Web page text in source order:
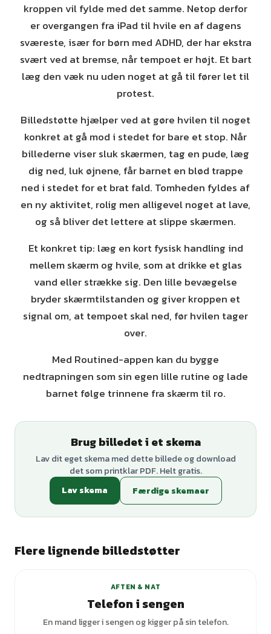
kroppen vil fylde med det samme. Netop derfor
er overgangen fra iPad til hvile en af dagens
sværeste, især for børn med ADHD, der har ekstra
svært ved at bremse, når tempoet er højt. Et bart
læg den væk nu uden noget at gå til fører let til
protest.
Billedstøtte hjælper ved at gøre hvilen til noget
konkret at gå mod i stedet for bare et stop. Når
billederne viser sluk skærmen, tag en pude, læg
dig ned, luk øjnene, får barnet en blød trappe
ned i stedet for et brat fald. Tomheden fyldes af
en ny aktivitet, rolig men alligevel noget at lave,
og så bliver det lettere at slippe skærmen.
Et konkret tip: læg en kort fysisk handling ind
mellem skærm og hvile, som at drikke et glas
vand eller strække sig. Den lille bevægelse
bryder skærmtilstanden og giver kroppen et
signal om, at tempoet skal ned, før hvilen tager
over.
Med Routined-appen kan du bygge
nedtrapningen som sin egen lille rutine og lade
barnet følge trinnene fra skærm til ro.
Brug billedet i et skema
Lav dit eget skema med dette billede og download
det som printklar PDF. Helt gratis.
Lav skema
Færdige skemaer
Flere lignende billedstøtter
AFTEN & NAT
Telefon i sengen
En mand ligger i sengen og kigger på sin telefon.